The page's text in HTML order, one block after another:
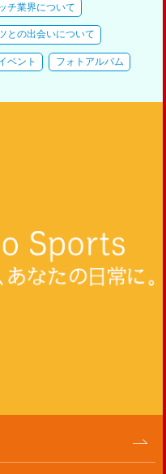
チ業界について
との出会いについて
ベント フォトアルバム